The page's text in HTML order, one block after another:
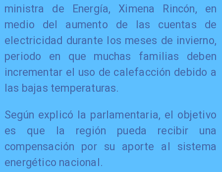
ministra de Energía, Ximena Rincón, en
medio del aumento de las cuentas de
electricidad durante los meses de invierno,
periodo en que muchas familias deben
incrementar el uso de calefacción debido a
las bajas temperaturas.
Según explicó la parlamentaria, el objetivo
es que la región pueda recibir una
compensación por su aporte al sistema
energético nacional.